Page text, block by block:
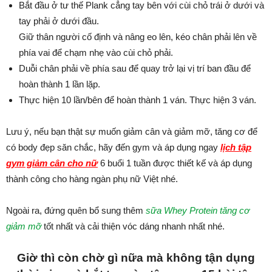
Bắt đầu ở tư thế Plank cẳng tay bên với cùi chỏ trái ở dưới và
tay phải ở dưới đầu.
Giữ thân người cố định và nâng eo lên, kéo chân phải lên về
phía vai để chạm nhẹ vào cùi chỏ phải.
Duỗi chân phải về phía sau để quay trở lại vị trí ban đầu để
hoàn thành 1 lần lặp.
Thực hiện 10 lần/bên để hoàn thành 1 ván. Thực hiện 3 ván.
Lưu ý, nếu bạn thật sự muốn giảm cân và giảm mỡ, tăng cơ để
có body đẹp săn chắc, hãy đến gym và áp dụng ngay lịch tập
gym giảm cân cho nữ6 buổi 1 tuần được thiết kế và áp dụng
thành công cho hàng ngàn phụ nữ Việt nhé.
Ngoài ra, đứng quên bổ sung thêm sữa Whey Protein tăng cơ
giảm mỡtốt nhất và cải thiện vóc dáng nhanh nhất nhé.
Giờ thì còn chờ gì nữa mà không tận dụng